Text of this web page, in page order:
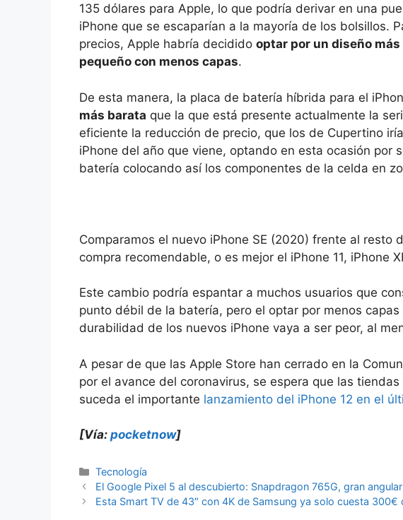
135 dólares para Apple, lo que podría derivar en una
iPhone que se escaparían a la mayoría de los bolsillos.
precios, Apple habría decidido optar por un diseño
pequeño con menos capas.
De esta manera, la placa de batería híbrida para el
más barata que la que está presente actualmente la
eficiente la reducción de precio, que los de Cupertino
iPhone del año que viene, optando en esta ocasión por
batería colocando así los componentes de la celda en
Comparamos el nuevo iPhone SE (2020) frente al resto
compra recomendable, o es mejor el iPhone 11, iPhone
Este cambio podría espantar a muchos usuarios que
punto débil de la batería, pero el optar por menos
durabilidad de los nuevos iPhone vaya a ser peor, al
A pesar de que las Apple Store han cerrado en la
por el avance del coronavirus, se espera que las
suceda el importante lanzamiento del iPhone 12 en el
[Vía: pocketnow]
Categorías
Tecnología
El Google Pixel 5 al descubierto: Snapdragon 765G, gran
Esta Smart TV de 43″ con 4K de Samsung ya solo cuesta